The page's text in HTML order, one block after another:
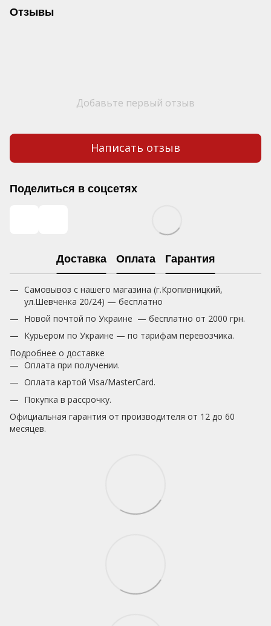
Отзывы
Добавьте первый отзыв
Написать отзыв
Поделиться в соцсетях
Доставка Оплата Гарантия
Самовывоз с нашего магазина (г.Кропивницкий,
ул.Шевченка 20/24) — бесплатно
Новой почтой по Украине — бесплатно от 2000 грн.
Курьером по Украине — по тарифам перевозчика.
Подробнее о доставке
Оплата при получении.
Оплата картой Visa/MasterCard.
Покупка в рассрочку.
Официальная гарантия от производителя от 12 до 60
месяцев.